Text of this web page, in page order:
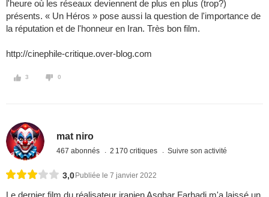
l'heure où les réseaux deviennent de plus en plus (trop?)
présents. « Un Héros » pose aussi la question de l'importance de
la réputation et de l'honneur en Iran. Très bon film.
http://cinephile-critique.over-blog.com
3 0
mat niro
467 abonnés 2 170 critiques Suivre son activité
3,0 Publiée le 7 janvier 2022